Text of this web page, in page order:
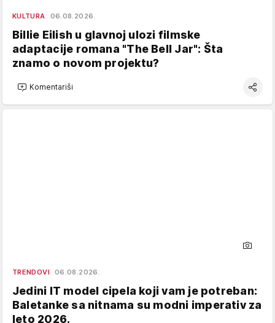
KULTURA 06.08.2026.
Billie Eilish u glavnoj ulozi filmske
adaptacije romana "The Bell Jar": Šta
znamo o novom projektu?
Komentariši
TRENDOVI 06.08.2026.
Jedini IT model cipela koji vam je potreban:
Baletanke sa nitnama su modni imperativ za
leto 2026.